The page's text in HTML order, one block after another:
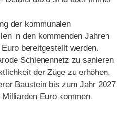
der kommunalen
in den kommenden Jahren
bereitgestellt werden.
Schienennetz zu sanieren
der Züge zu erhöhen,
Baustein bis zum Jahr 2027
Euro kommen.